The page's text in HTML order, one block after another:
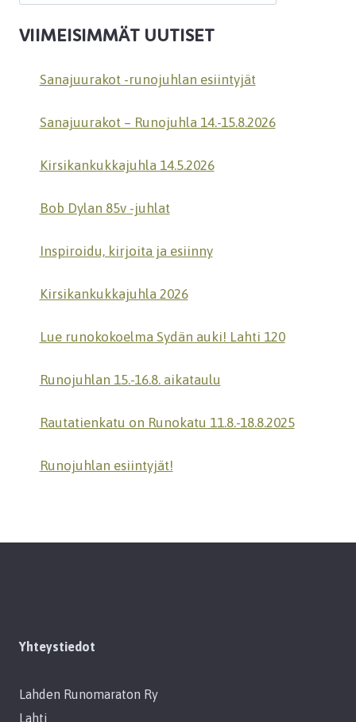
VIIMEISIMMÄT UUTISET
Sanajuurakot -runojuhlan esiintyjät
Sanajuurakot – Runojuhla 14.-15.8.2026
Kirsikankukkajuhla 14.5.2026
Bob Dylan 85v -juhlat
Inspiroidu, kirjoita ja esiinny
Kirsikankukkajuhla 2026
Lue runokokoelma Sydän auki! Lahti 120
Runojuhlan 15.-16.8. aikataulu
Rautatienkatu on Runokatu 11.8.-18.8.2025
Runojuhlan esiintyjät!
Yhteystiedot
Lahden Runomaraton Ry
Lahti